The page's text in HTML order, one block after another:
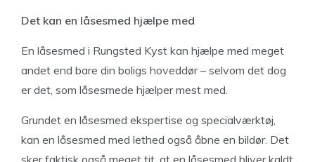
Det kan en låsesmed hjælpe med
En låsesmed i Rungsted Kyst kan hjælpe med meget
andet end bare din boligs hoveddør – selvom det dog
er det, som låsesmede hjælper mest med.
Grundet en låsesmed ekspertise og specialværktøj,
kan en låsesmed med lethed også åbne en bildør. Det
sker faktisk også meget tit, at en låsesmed bliver kaldt